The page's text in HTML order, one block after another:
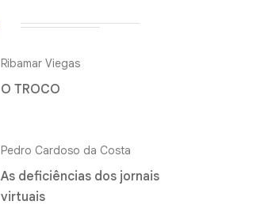
Ribamar Viegas
O TROCO
Pedro Cardoso da Costa
As deficiências dos jornais
virtuais